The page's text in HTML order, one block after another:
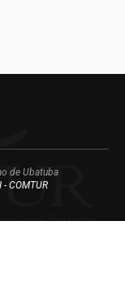
de Ubatuba
COMTUR